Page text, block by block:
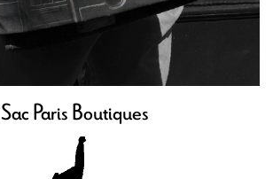
Sac Paris Boutiques